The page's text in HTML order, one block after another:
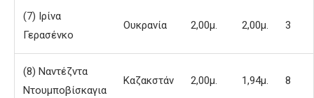
(7) Ιρίνα
Γερασένκο
Ουκρανία 2,00μ. 2,00μ. 3
(8) Ναντέζντα
Ντουμποβίσκαγια
Καζακστάν 2,00μ. 1,94μ. 8